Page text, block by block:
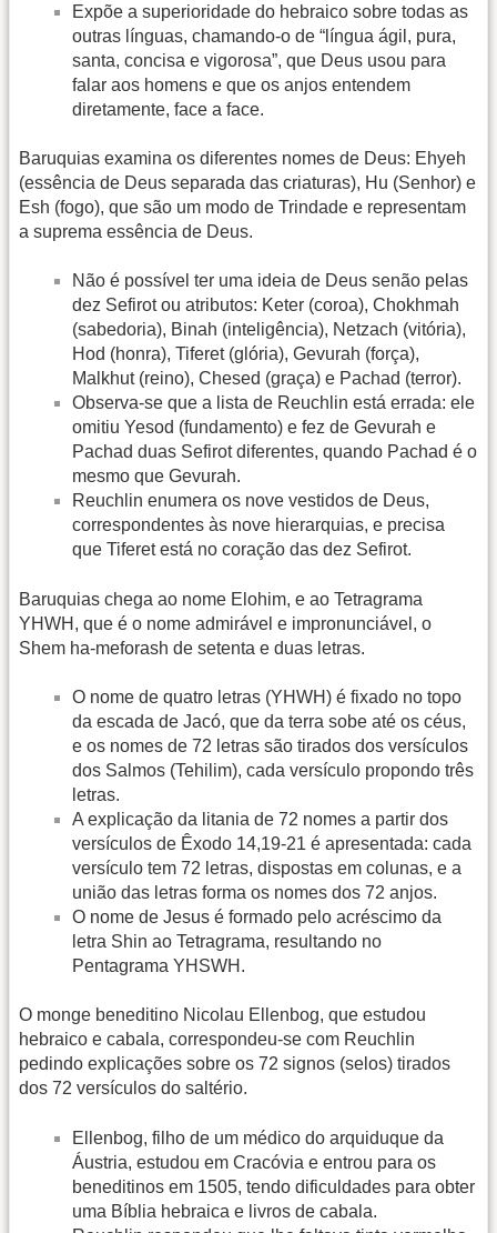
Expõe a superioridade do hebraico sobre todas as
outras línguas, chamando-o de “língua ágil, pura,
santa, concisa e vigorosa”, que Deus usou para
falar aos homens e que os anjos entendem
diretamente, face a face.
Baruquias examina os diferentes nomes de Deus: Ehyeh
(essência de Deus separada das criaturas), Hu (Senhor) e
Esh (fogo), que são um modo de Trindade e representam
a suprema essência de Deus.
Não é possível ter uma ideia de Deus senão pelas
dez Sefirot ou atributos: Keter (coroa), Chokhmah
(sabedoria), Binah (inteligência), Netzach (vitória),
Hod (honra), Tiferet (glória), Gevurah (força),
Malkhut (reino), Chesed (graça) e Pachad (terror).
Observa-se que a lista de Reuchlin está errada: ele
omitiu Yesod (fundamento) e fez de Gevurah e
Pachad duas Sefirot diferentes, quando Pachad é o
mesmo que Gevurah.
Reuchlin enumera os nove vestidos de Deus,
correspondentes às nove hierarquias, e precisa
que Tiferet está no coração das dez Sefirot.
Baruquias chega ao nome Elohim, e ao Tetragrama
YHWH, que é o nome admirável e impronunciável, o
Shem ha-meforash de setenta e duas letras.
O nome de quatro letras (YHWH) é fixado no topo
da escada de Jacó, que da terra sobe até os céus,
e os nomes de 72 letras são tirados dos versículos
dos Salmos (Tehilim), cada versículo propondo três
letras.
A explicação da litania de 72 nomes a partir dos
versículos de Êxodo 14,19-21 é apresentada: cada
versículo tem 72 letras, dispostas em colunas, e a
união das letras forma os nomes dos 72 anjos.
O nome de Jesus é formado pelo acréscimo da
letra Shin ao Tetragrama, resultando no
Pentagrama YHSWH.
O monge beneditino Nicolau Ellenbog, que estudou
hebraico e cabala, correspondeu-se com Reuchlin
pedindo explicações sobre os 72 signos (selos) tirados
dos 72 versículos do saltério.
Ellenbog, filho de um médico do arquiduque da
Áustria, estudou em Cracóvia e entrou para os
beneditinos em 1505, tendo dificuldades para obter
uma Bíblia hebraica e livros de cabala.